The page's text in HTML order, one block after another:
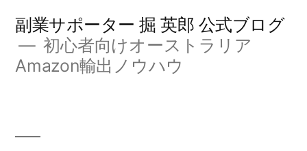
副業サポーター 掘 英郎 公式ブログ
初心者向けオーストラリア
Amazon輸出ノウハウ